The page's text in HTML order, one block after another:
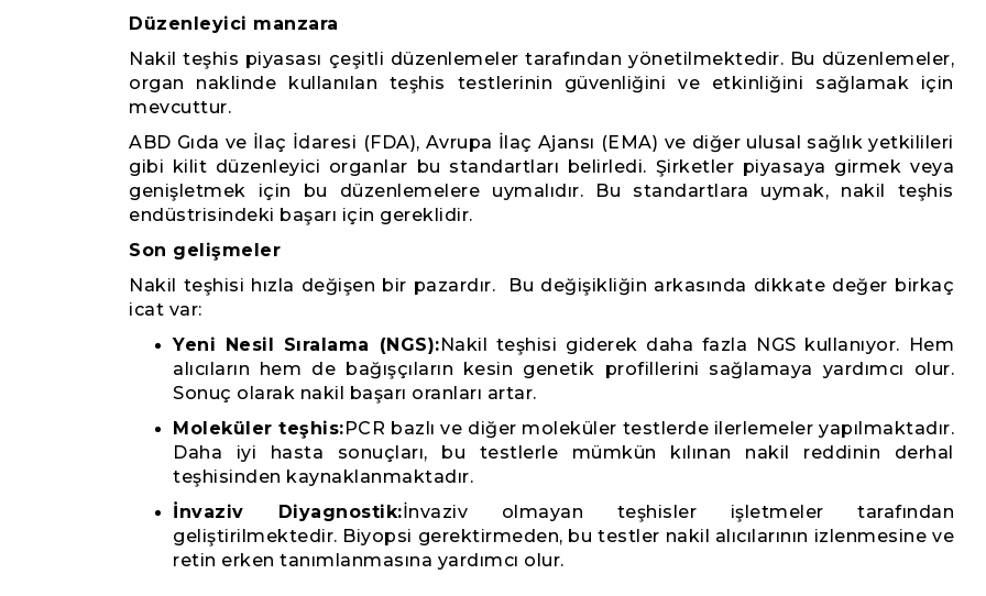
Düzenleyici manzara
Nakil teşhis piyasası çeşitli düzenlemeler tarafından yönetilmektedir. Bu düzenlemeler,
organ naklinde kullanılan teşhis testlerinin güvenliğini ve etkinliğini sağlamak için
mevcuttur.
ABD Gıda ve İlaç İdaresi (FDA), Avrupa İlaç Ajansı (EMA) ve diğer ulusal sağlık yetkilileri
gibi kilit düzenleyici organlar bu standartları belirledi. Şirketler piyasaya girmek veya
genişletmek için bu düzenlemelere uymalıdır. Bu standartlara uymak, nakil teşhis
endüstrisindeki başarı için gereklidir.
Son gelişmeler
Nakil teşhisi hızla değişen bir pazardır. Bu değişikliğin arkasında dikkate değer birkaç
icat var:
Yeni Nesil Sıralama (NGS):Nakil teşhisi giderek daha fazla NGS kullanıyor. Hem
alıcıların hem de bağışçıların kesin genetik profillerini sağlamaya yardımcı olur.
Sonuç olarak nakil başarı oranları artar.
Moleküler teşhis:PCR bazlı ve diğer moleküler testlerde ilerlemeler yapılmaktadır.
Daha iyi hasta sonuçları, bu testlerle mümkün kılınan nakil reddinin derhal
teşhisinden kaynaklanmaktadır.
İnvaziv Diyagnostik:İnvaziv olmayan teşhisler işletmeler tarafından
geliştirilmektedir. Biyopsi gerektirmeden, bu testler nakil alıcılarının izlenmesine ve
retin erken tanımlanmasına yardımcı olur.